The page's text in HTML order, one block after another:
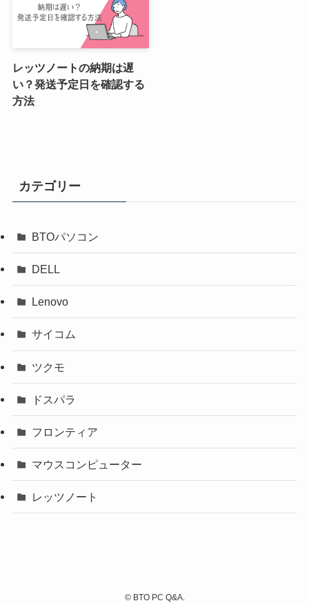
レッツノートの納期は遅
い？発送予定日を確認する
方法
カテゴリー
BTOパソコン
DELL
Lenovo
サイコム
ツクモ
ドスパラ
フロンティア
マウスコンピューター
レッツノート
©BTO PC Q&A.